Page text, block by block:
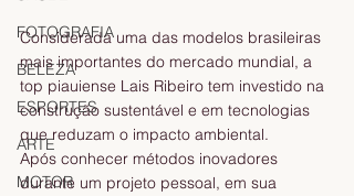
FOTOGRAFIA
BELEZA
ESPORTES
ARTE
MOTOR
Considerada uma das modelos brasileiras
mais importantes do mercado mundial, a
top piauiense Lais Ribeiro tem investido na
construção sustentável e em tecnologias
que reduzam o impacto ambiental.
Após conhecer métodos inovadores
durante um projeto pessoal, em sua